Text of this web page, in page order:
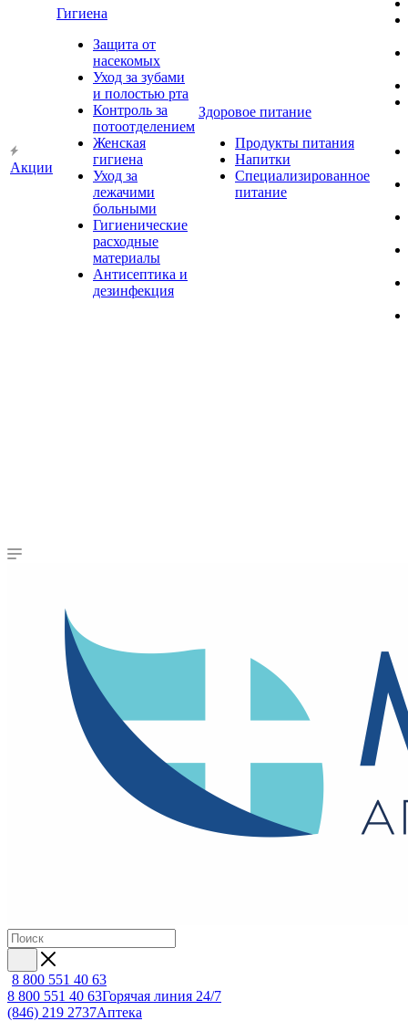
Акции
Гигиена
Защита от
насекомых
Уход за зубами
и полостью рта
Контроль за
потоотделением
Женская
гигиена
Уход за
лежачими
больными
Гигиенические
расходные
материалы
Антисептика и
дезинфекция
Здоровое питание
Продукты питания
Напитки
Специализированное
питание
8 800 551 40 63
8 800 551 40 63Горячая линия 24/7
(846) 219 2737Аптека